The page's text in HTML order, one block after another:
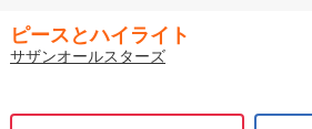
ピースとハイライト
サザンオールスターズ